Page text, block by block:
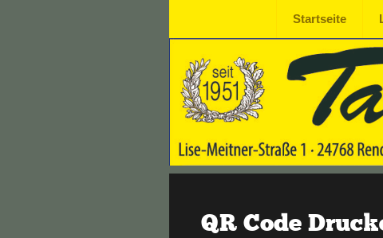
Startseite
Taxi-
Callsen
e.K.
SEIT
1951
QR Code